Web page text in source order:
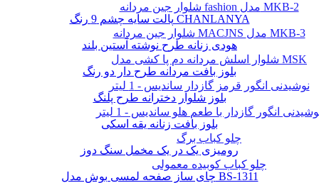
شلوار جین مردانه fashion مدل MKB-2
شلوار جین مردانه MACJNS مدل MKB-3
شلوار اسلش مردانه دم پا کشی مدل MSK
نوشیدنی انگور قرمز گازدار ساندیس - 1 لیتر
انگور گازدار با طعم هلو ساندیس - 1 لیتر
چلو کباب برگ
چلو کباب کوبیده معمولی
پالت سایه چشم 9 رنگ CHANLANYA
هودی زنانه طرح نوشته آستین بلند
بلوز بافت مردانه طرح دار دو رنگ
بلوز شلوار دخترانه طرح پلنگ
بلوز بافت زنانه یقه اسکی
رومیزی یک در یک مخمل سنگ دوز
چای ساز صفحه لمسی بوش مدل BS-1311